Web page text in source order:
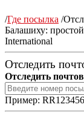
/Где посылка /
Балашиху:
International
Отследить
Отследить
Пример: